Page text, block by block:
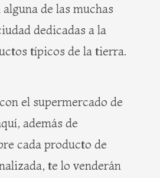
alguna de las muchas
dedicadas a la
típicos de la tierra.
el supermercado de
además de
cada producto de
te lo venderán